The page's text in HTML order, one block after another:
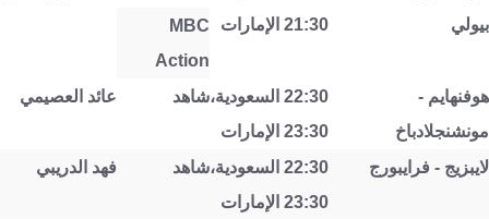
بيولي
21:30 الإمارات
MBC
Action
هوفنهايم -
مونشنجلادباخ
22:30 السعودية،
23:30 الإمارات
شاهد عائد العصيمي
لايبزيج - فرايبورج
22:30 السعودية،
23:30 الإمارات
شاهد فهد الدريبي